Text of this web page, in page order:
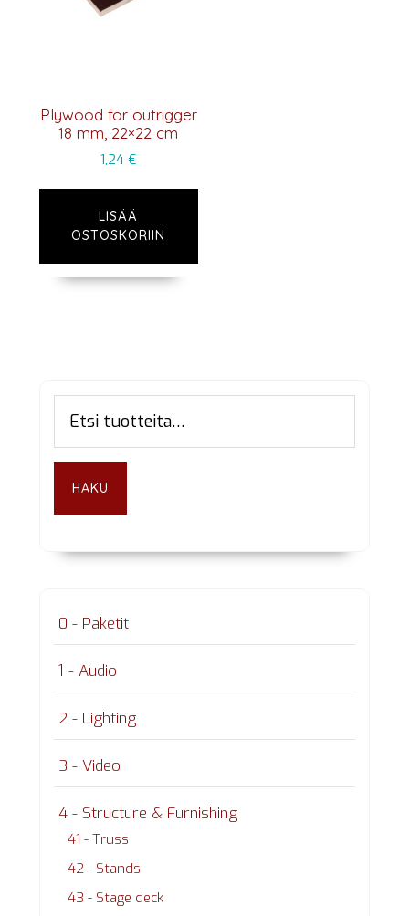
Plywood for outrigger
18 mm, 22×22 cm
1,24€
LISÄÄ
OSTOSKORIIN
Ensisijainen
sivupalkki
HAKU
0 - Paketit
1 - Audio
2 - Lighting
3 - Video
4 - Structure & Furnishing
41 - Truss
42 - Stands
43 - Stage deck